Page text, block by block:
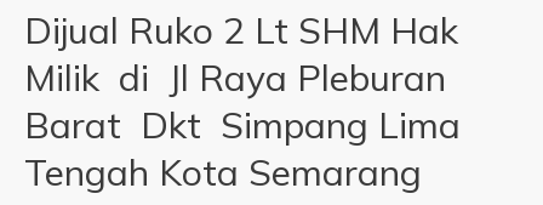
Dijual Ruko 2 Lt SHM Hak
Milik di Jl Raya Pleburan
Barat Dkt Simpang Lima
Tengah Kota Semarang